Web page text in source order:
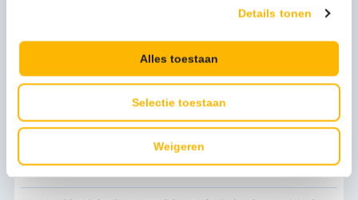
Details tonen
Alles toestaan
Selectie toestaan
Weigeren